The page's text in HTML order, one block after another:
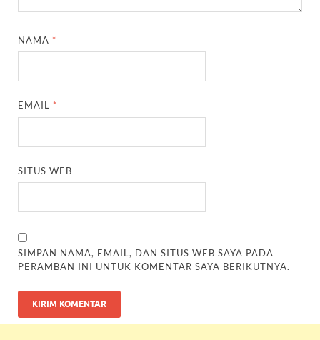
NAMA *
EMAIL *
SITUS WEB
SIMPAN NAMA, EMAIL, DAN SITUS WEB SAYA PADA
PERAMBAN INI UNTUK KOMENTAR SAYA BERIKUTNYA.